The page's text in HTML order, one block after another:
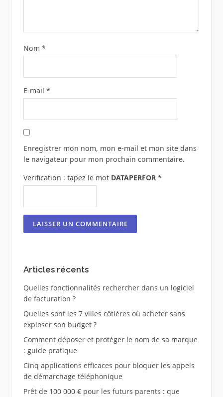
Nom *
E-mail *
Enregistrer mon nom, mon e-mail et mon site dans
le navigateur pour mon prochain commentaire.
Verification : tapez le mot DATAPERFOR *
Articles récents
Quelles fonctionnalités rechercher dans un logiciel
de facturation ?
Quelles sont les 7 villes côtières où acheter sans
exploser son budget ?
Comment déposer et protéger le nom de sa marque
: guide pratique
Cinq applications efficaces pour bloquer les appels
de démarchage téléphonique
Prêt de 100 000 € pour les futurs parents : que